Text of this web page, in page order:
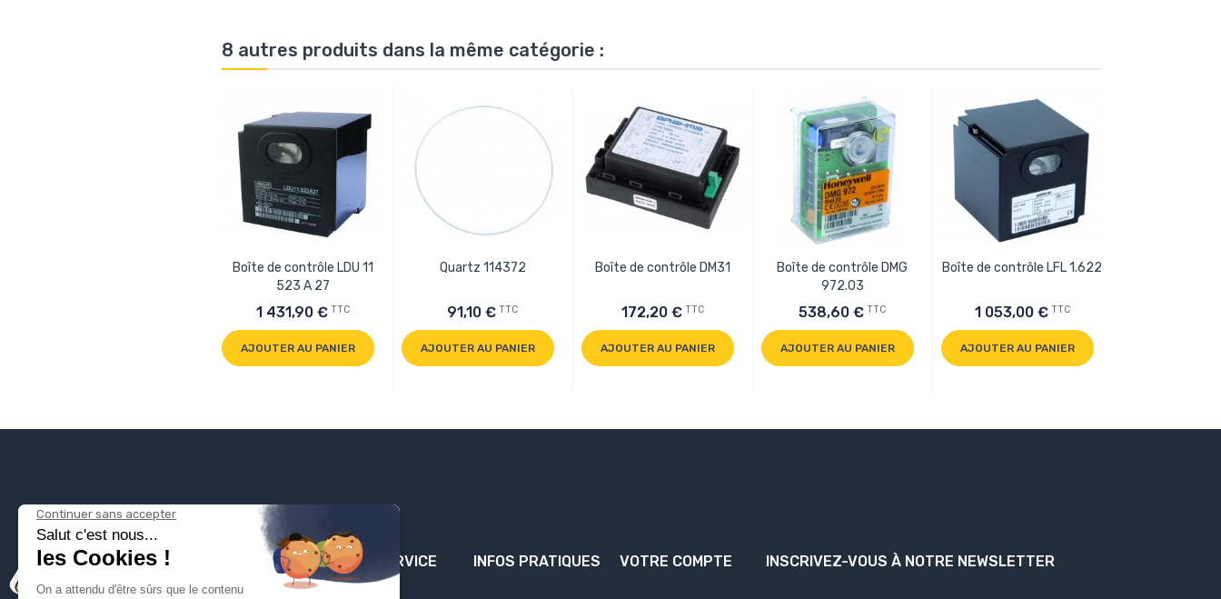
8 autres produits dans la même catégorie :
Boîte de contrôle LDU 11
523 A 27
1 431,90 € TTC
AJOUTER AU PANIER
Quartz 114372
91,10 € TTC
AJOUTER AU PANIER
Boîte de contrôle DM31
172,20 € TTC
AJOUTER AU PANIER
Boîte de contrôle DMG
972.03
538,60 € TTC
AJOUTER AU PANIER
Boîte de contrôle LFL 1.622
1 053,00 € TTC
AJOUTER AU PANIER
PLOMBSERVICE INFOS PRATIQUES VOTRE COMPTE INSCRIVEZ-VOUS À NOTRE NEWSLETTER